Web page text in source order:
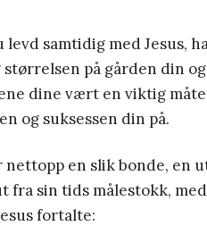
levd samtidig med Jesus,
størrelsen på gården din
dine vært en viktig måte
og suksessen din på.
nettopp en slik bonde, en
fra sin tids målestokk,
fortalte: